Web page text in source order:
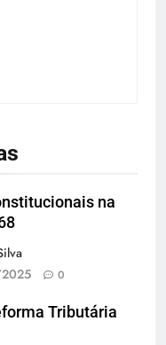
na
0
Tributária